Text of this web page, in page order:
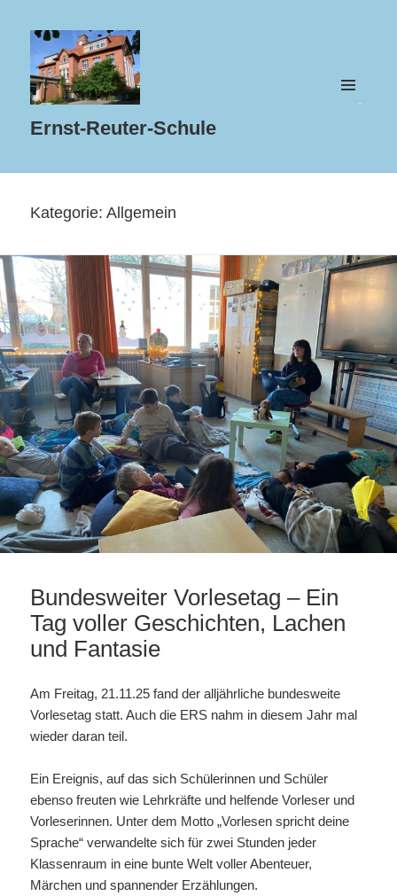
Ernst-Reuter-Schule
Kategorie:Allgemein
Bundesweiter Vorlesetag – Ein
Tag voller Geschichten, Lachen
und Fantasie
Am Freitag, 21.11.25 fand der alljährliche bundesweite
Vorlesetag statt. Auch die ERS nahm in diesem Jahr mal
wieder daran teil.
Ein Ereignis, auf das sich Schülerinnen und Schüler
ebenso freuten wie Lehrkräfte und helfende Vorleser und
Vorleserinnen. Unter dem Motto „Vorlesen spricht deine
Sprache“ verwandelte sich für zwei Stunden jeder
Klassenraum in eine bunte Welt voller Abenteuer,
Märchen und spannender Erzählungen.